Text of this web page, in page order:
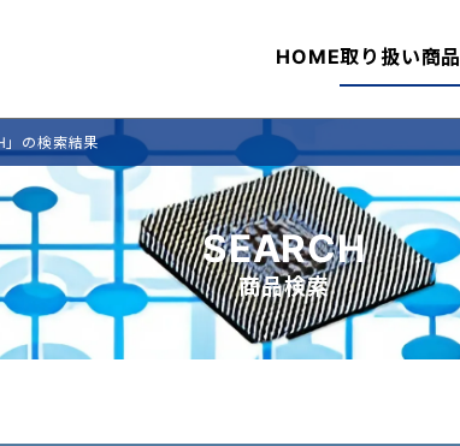
HOME取り扱い商品
」の検索結果
SEARCH
商品検索